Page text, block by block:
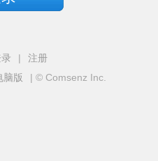
|
注册
脑版 | © Comsenz Inc.